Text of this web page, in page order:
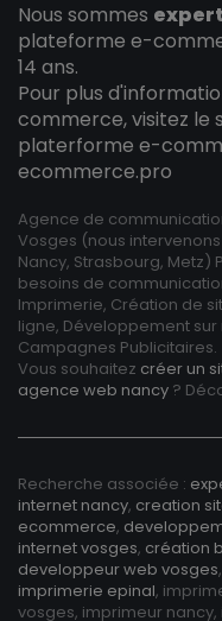
Nous sommes
plateforme e-
14 ans.
Pour plus
commerce, visitez le
platerforme e-
ecommerce.pro
Agence de
Vosges (nous
Nancy, Strasbourg, Metz)
besoins de
Imprimerie, Création de
ligne, Développement
Campagnes Publicitaires.
Vous souhaitez créer un
agence web nancy ?
Recherche associée :
internet nancy, creation
ecommerce,
internet vosges, création
developpeur web vosges
imprimerie epinal,
vosges, imprimeur